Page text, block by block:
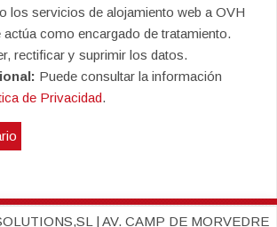
los servicios de alojamiento web a OVH
como encargado de tratamiento.
rectificar y suprimir los datos.
Puede consultar la información
de Privacidad.
| AV. CAMP DE MORVEDRE